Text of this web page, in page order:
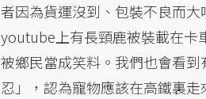
者因為貨運沒到、包裝不良而
youtube上有長頸鹿被裝載在卡
被鄉民當成笑料。我們也會看
忍」，認為寵物應該在高鐵裏